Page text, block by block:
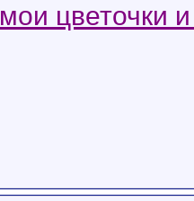
мои цветочки